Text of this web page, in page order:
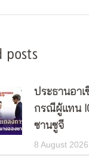
posts
ประธานอา
กรณีผู้แทน
ซานซูจี
8 August 2026